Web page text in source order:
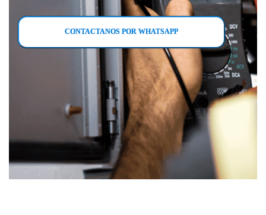
CONTACTANOS POR WHATSAPP